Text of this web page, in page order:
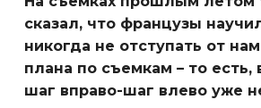
сказал, что французы
никогда не отступать от
плана по съемкам – то есть,
шаг вправо-шаг влево уже